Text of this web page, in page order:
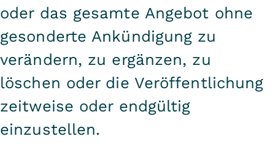
oder das gesamte Angebot ohne
gesonderte Ankündigung zu
verändern, zu ergänzen, zu
löschen oder die Veröffentlichung
zeitweise oder endgültig
einzustellen.